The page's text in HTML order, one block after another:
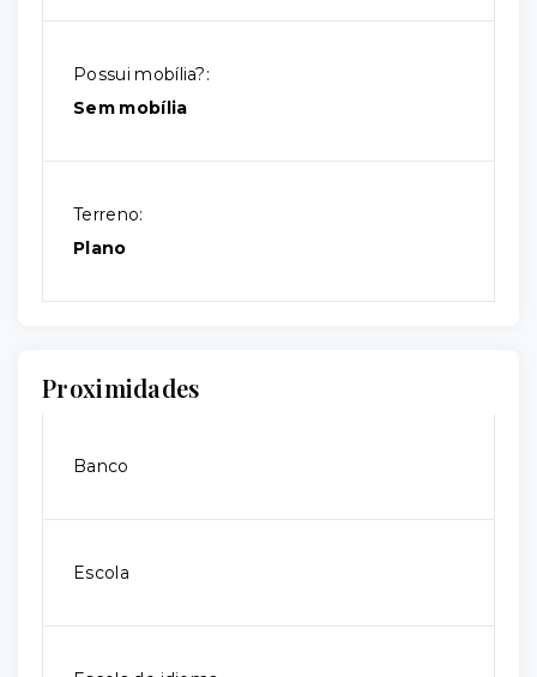
Possui mobília?:
Sem mobília
Terreno:
Plano
Proximidades
Banco
Escola